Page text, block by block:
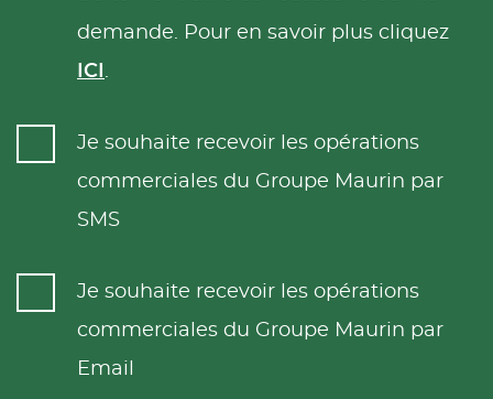
demande. Pour en savoir plus cliquez
ICI .
Je souhaite recevoir les opérations
commerciales du Groupe Maurin par
SMS
Je souhaite recevoir les opérations
commerciales du Groupe Maurin par
Email